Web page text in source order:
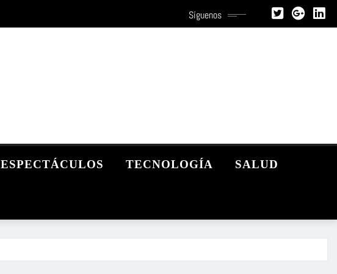
Síguenos
ESPECTÁCULOS TECNOLOGÍA SALUD